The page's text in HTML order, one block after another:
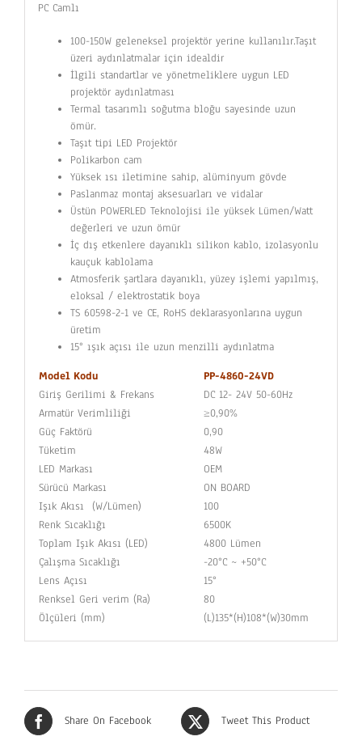
PC Camlı
100-150W geleneksel projektör yerine kullanılır.Taşıt
üzeri aydınlatmalar için idealdir
İlgili standartlar ve yönetmeliklere uygun LED
projektör aydınlatması
Termal tasarımlı soğutma bloğu sayesinde uzun
ömür.
Taşıt tipi LED Projektör
Polikarbon cam
Yüksek ısı iletimine sahip, alüminyum gövde
Paslanmaz montaj aksesuarları ve vidalar
Üstün POWERLED Teknolojisi ile yüksek Lümen/Watt
değerleri ve uzun ömür
İç dış etkenlere dayanıklı silikon kablo, izolasyonlu
kauçuk kablolama
Atmosferik şartlara dayanıklı, yüzey işlemi yapılmış,
eloksal / elektrostatik boya
TS 60598-2-1 ve CE, RoHS deklarasyonlarına uygun
üretim
15° ışık açısı ile uzun menzilli aydınlatma
Model Kodu
PP-4860-24VD
Giriş Gerilimi & Frekans
DC 12- 24V 50-60Hz
Armatür Verimliliği
≥0,90%
Güç Faktörü
0,90
Tüketim
48W
LED Markası
OEM
Sürücü Markası
ON BOARD
Işık Akısı (W/Lümen)
100
Renk Sıcaklığı
6500K
Toplam Işık Akısı (LED)
4800 Lümen
Çalışma Sıcaklığı
-20°C ~ +50°C
Lens Açısı
15°
Renksel Geri verim (Ra)
80
Ölçüleri (mm)
(L)135*(H)108*(W)30mm
Share On Facebook Tweet This Product